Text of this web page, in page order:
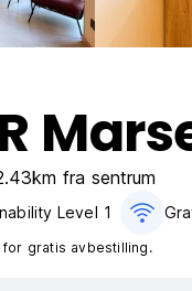
fra sentrum
Level 1
gratis avbestilling.